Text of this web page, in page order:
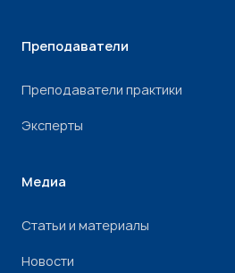
Преподаватели
Преподаватели практики
Эксперты
Медиа
Статьи и материалы
Новости